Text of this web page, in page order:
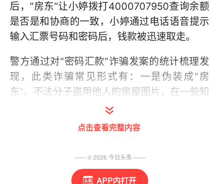
APP内打开
后，“房东”让小婷拨打4000707950查询余额
是否是和协商的一致，小婷通过电话语音提示
输入汇票号码和密码后，钱款被迅速取走。
警方通过对“密码汇款”诈骗发案的统计梳理发
现，此类诈骗常见形式有：一是伪装成“房
东”。不法分子盗用他人的房屋图片，在一些知
名网站发布出租房屋信息，骗取房租和押金，
得手后迅速将网上信息删除。二是伪装成“卖
摩托车、单反相机等高价商品，等有“买家”联
系时伺机行骗。三是伪装成“学术机构”。不法
点击查看完整内容
—— ©2026 今日头条 ——